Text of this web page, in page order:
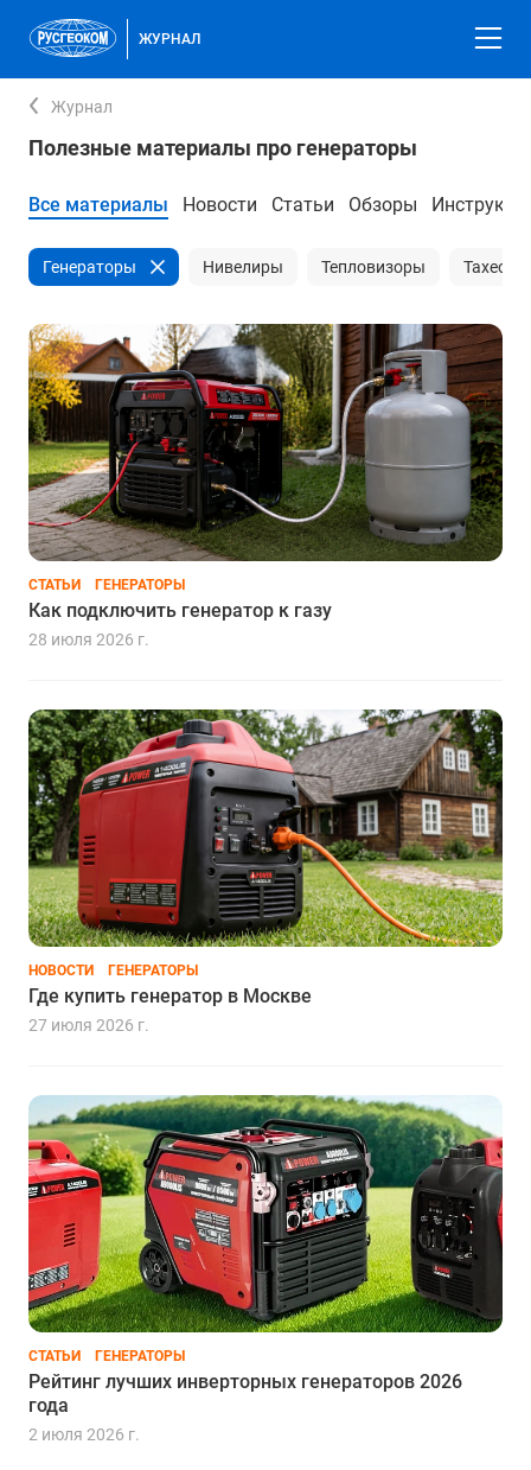
ЖУРНАЛ
Журнал
Полезные материалы про генераторы
Все материалы Новости Статьи Обзоры
Генераторы Нивелиры Тепловизоры
СТАТЬИ ГЕНЕРАТОРЫ
Как подключить генератор к газу
28 июля 2026 г.
НОВОСТИ ГЕНЕРАТОРЫ
Где купить генератор в Москве
27 июля 2026 г.
СТАТЬИ ГЕНЕРАТОРЫ
Рейтинг лучших инверторных генераторов 2026
года
2 июля 2026 г.